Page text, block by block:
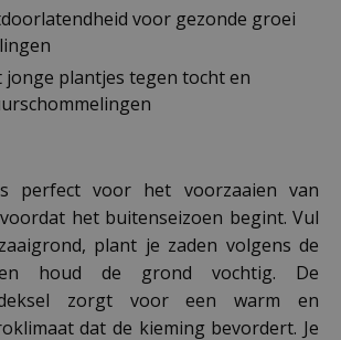
voor gezonde groei
jonge plantjes tegen tocht en
perfect voor het voorzaaien van
het buitenseizoen begint. Vul
plant je zaden volgens de
en houd de grond vochtig. De
zorgt voor een warm en
dat de kieming bevordert. Je